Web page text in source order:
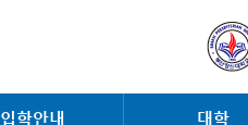
입학안내 대학